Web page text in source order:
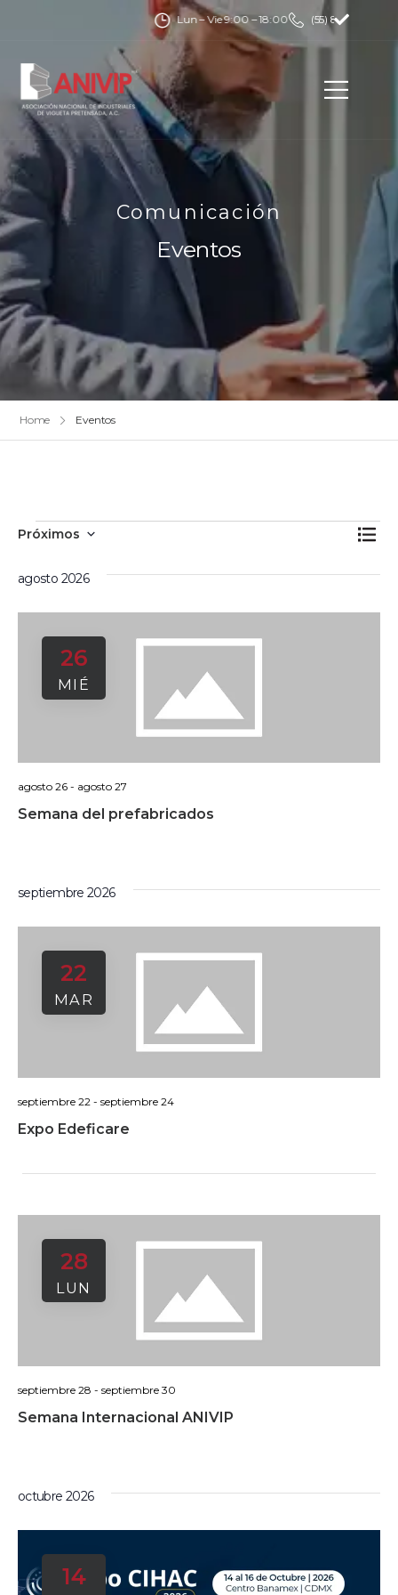
Lun – Vie 9:00 – 18:00 (55) 8920 3420
Comunicación
Eventos
Home Eventos
de
Buscar
de
Lista
Próximos
la
agosto 2026
MIÉ
26
Semana del prefabricados
agosto 26 - agosto 27
septiembre 2026
MAR
22
Expo Edeficare
septiembre 22 - septiembre 24
LUN
28
Semana Internacional ANIVIP
septiembre 28 - septiembre 30
octubre 2026
14